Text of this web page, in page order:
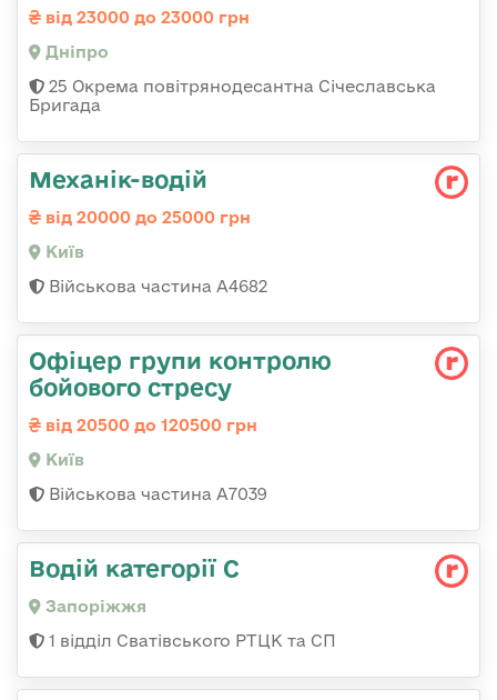
від 23000 до 23000 грн
Дніпро
25 Окрема повітрянодесантна Січеславська
Бригада
Механік-водій
від 20000 до 25000 грн
Київ
Військова частина А4682
Офіцер групи контролю
бойового стресу
від 20500 до 120500 грн
Київ
Військова частина А7039
Водій категорії С
Запоріжжя
1 відділ Сватівського РТЦК та СП